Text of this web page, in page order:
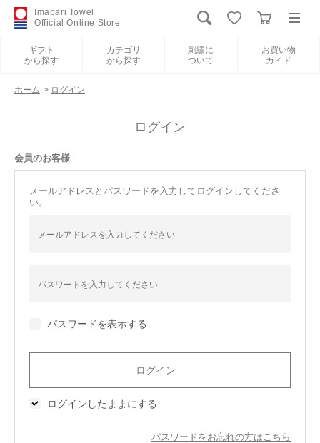
Imabari Towel
Official Online Store
ギフト
から探す
カテゴリ
から探す
刺繍に
ついて
お買い物
ガイド
新規会員登録
カテゴリから探す
刺繍について
今治タオルについて
会員サービス
ホーム > ログイン
ログイン
会員のお客様
メールアドレスとパスワードを入力してログインしてくださ
い。
パスワードを表示する
ログインしたままにする
パスワードをお忘れの方はこちら